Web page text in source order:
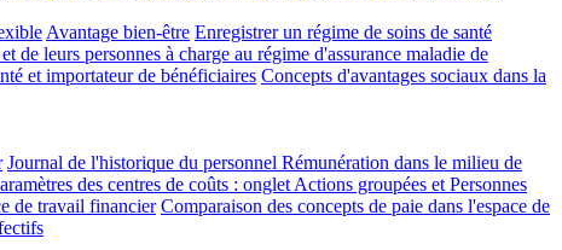
Avantage bien-être Enregistrer un régime de soins de santé
de leurs personnes à charge au régime d'assurance maladie de
et importateur de bénéficiaires Concepts d'avantages sociaux dans la
Journal de l'historique du personnel Rémunération dans le milieu de
des centres de coûts : onglet Actions groupées et Personnes
de travail financier Comparaison des concepts de paie dans l'espace de